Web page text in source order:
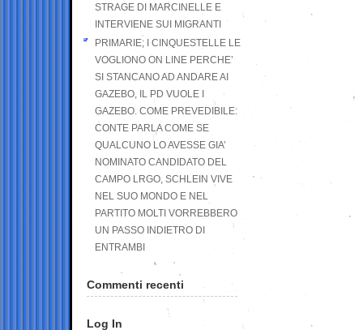
STRAGE DI MARCINELLE E
INTERVIENE SUI MIGRANTI
PRIMARIE; I CINQUESTELLE LE
VOGLIONO ON LINE PERCHE’
SI STANCANO AD ANDARE AI
GAZEBO, IL PD VUOLE I
GAZEBO. COME PREVEDIBILE:
CONTE PARLA COME SE
QUALCUNO LO AVESSE GIA’
NOMINATO CANDIDATO DEL
CAMPO LRGO, SCHLEIN VIVE
NEL SUO MONDO E NEL
PARTITO MOLTI VORREBBERO
UN PASSO INDIETRO DI
ENTRAMBI
Commenti recenti
Log In